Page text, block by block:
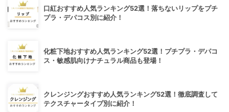
口紅おすすめ人気ランキング52選！落ちないリップをプチ
プラ・デパコス別に紹介！
化粧下地おすすめ人気ランキング52選！プチプラ・デパコ
ス・敏感肌向けナチュラル商品も登場！
クレンジングおすすめ人気ランキング52選！徹底調査して
テクスチャータイプ別に紹介！